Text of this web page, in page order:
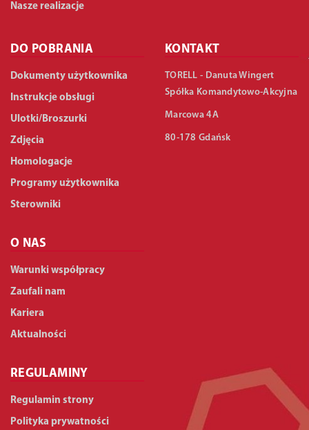
Nasze realizacje
DO POBRANIA
Dokumenty użytkownika
Instrukcje obsługi
Ulotki/Broszurki
Zdjęcia
Homologacje
Programy użytkownika
Sterowniki
O NAS
Warunki współpracy
Zaufali nam
Kariera
Aktualności
REGULAMINY
Regulamin strony
Polityka prywatności
KONTAKT
TORELL - Danuta Wingert
Spółka Komandytowo-Akcyjna
Marcowa 4A
80-178 Gdańsk